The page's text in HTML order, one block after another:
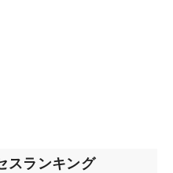
スランキング